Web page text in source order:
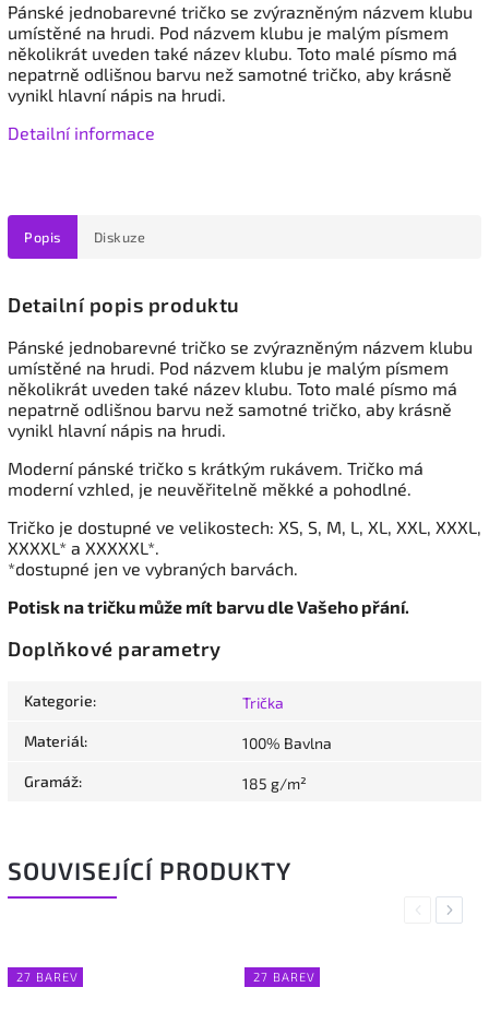
Pánské jednobarevné tričko se zvýrazněným názvem klubu
umístěné na hrudi. Pod názvem klubu je malým písmem
několikrát uveden také název klubu. Toto malé písmo má
nepatrně odlišnou barvu než samotné tričko, aby krásně
vynikl hlavní nápis na hrudi.
Detailní informace
Popis Diskuze
Detailní popis produktu
Pánské jednobarevné tričko se zvýrazněným názvem klubu
umístěné na hrudi. Pod názvem klubu je malým písmem
několikrát uveden také název klubu. Toto malé písmo má
nepatrně odlišnou barvu než samotné tričko, aby krásně
vynikl hlavní nápis na hrudi.
Moderní pánské tričko s krátkým rukávem. Tričko má
moderní vzhled, je neuvěřitelně měkké a pohodlné.
Tričko je dostupné ve velikostech: XS, S, M, L, XL, XXL, XXXL,
XXXXL* a XXXXXL*.
*dostupné jen ve vybraných barvách.
Potisk na tričku může mít barvu dle Vašeho přání.
Doplňkové parametry
Kategorie: Trička
Materiál: 100% Bavlna
Gramáž: 185 g/m²
SOUVISEJÍCÍ PRODUKTY
Previous
27 BAREV 27 BAREV
Next